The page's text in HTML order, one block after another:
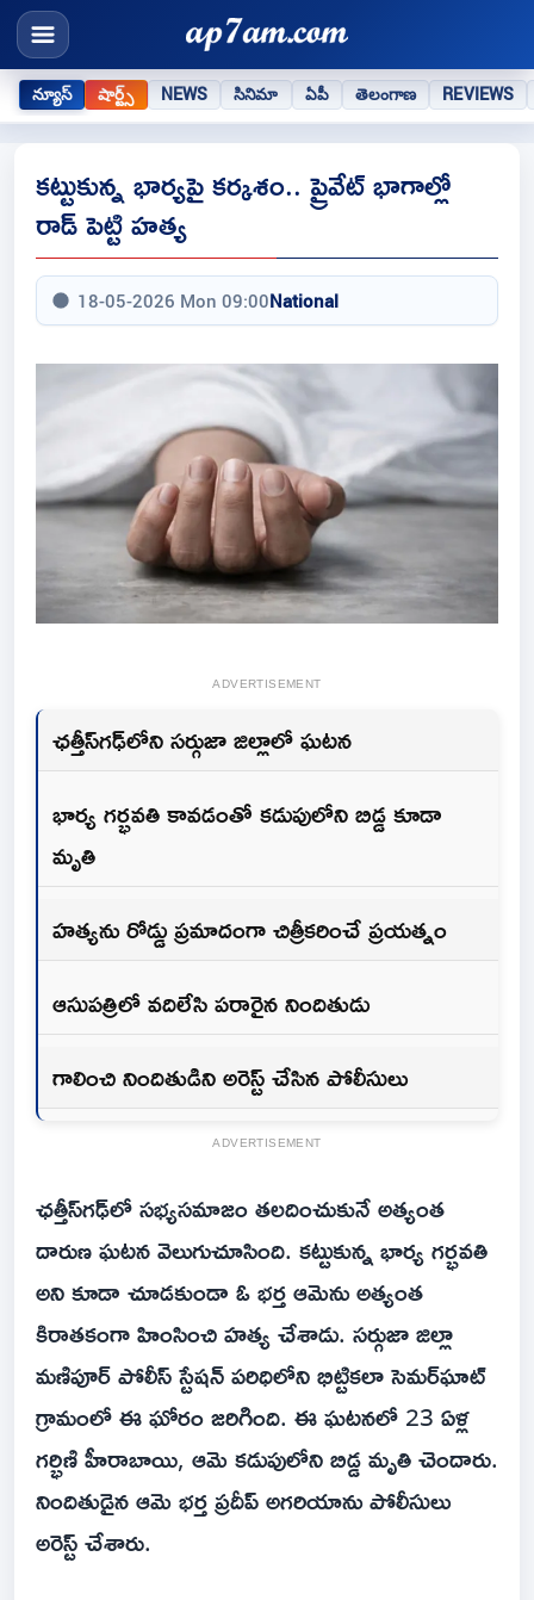
న్యూస్ షార్ట్స్ NEWS సినిమా ఏపీ తెలంగాణ REVIEWS
కట్టుకున్న భార్యపై కర్కశం.. ప్రైవేట్ భాగాల్లో
రాడ్ పెట్టి హత్య
18-05-2026 Mon 09:00National
ADVERTISEMENT
ఛత్తీస్‌గఢ్‌లోని సర్గుజా జిల్లాలో ఘటన
భార్య గర్భవతి కావడంతో కడుపులోని బిడ్డ కూడా
మృతి
హత్యను రోడ్డు ప్రమాదంగా చిత్రీకరించే ప్రయత్నం
ఆసుపత్రిలో వదిలేసి పరారైన నిందితుడు
గాలించి నిందితుడిని అరెస్ట్ చేసిన పోలీసులు
ADVERTISEMENT
ఛత్తీస్‌గఢ్‌లో సభ్యసమాజం తలదించుకునే అత్యంత
దారుణ ఘటన వెలుగుచూసింది. కట్టుకున్న భార్య గర్భవతి
అని కూడా చూడకుండా ఓ భర్త ఆమెను అత్యంత
కిరాతకంగా హింసించి హత్య చేశాడు. సర్గుజా జిల్లా
మణిపూర్ పోలీస్ స్టేషన్ పరిధిలోని భిట్టికలా సెమర్‌ఘాట్
గ్రామంలో ఈ ఘోరం జరిగింది. ఈ ఘటనలో 23 ఏళ్ల
గర్భిణి హీరాబాయి, ఆమె కడుపులోని బిడ్డ మృతి చెందారు.
నిందితుడైన ఆమె భర్త ప్రదీప్ అగరియాను పోలీసులు
అరెస్ట్ చేశారు.